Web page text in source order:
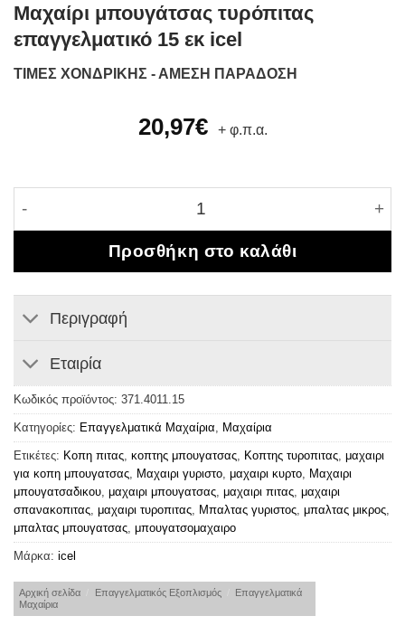
Μαχαίρι μπουγάτσας τυρόπιτας
επαγγελματικό 15 εκ icel
ΤΙΜΕΣ ΧΟΝΔΡΙΚΗΣ - ΑΜΕΣΗ ΠΑΡΑΔΟΣΗ
20,97€ + φ.π.α.
Προσθήκη στο καλάθι
Περιγραφή
Εταιρία
Κωδικός προϊόντος: 371.4011.15
Κατηγορίες: Επαγγελματικά Μαχαίρια, Μαχαίρια
Ετικέτες: Κοπη πιτας, κοπτης μπουγατσας, Κοπτης τυροπιτας, μαχαιρι
για κοπη μπουγατσας, Μαχαιρι γυριστο, μαχαιρι κυρτο, Μαχαιρι
μπουγατσαδικου, μαχαιρι μπουγατσας, μαχαιρι πιτας, μαχαιρι
σπανακοπιτας, μαχαιρι τυροπιτας, Μπαλτας γυριστος, μπαλτας μικρος,
μπαλτας μπουγατσας, μπουγατσομαχαιρο
Μάρκα: icel
Αρχική σελίδα Επαγγελματικός Εξοπλισμός
Επαγγελματικά
Μαχαίρια